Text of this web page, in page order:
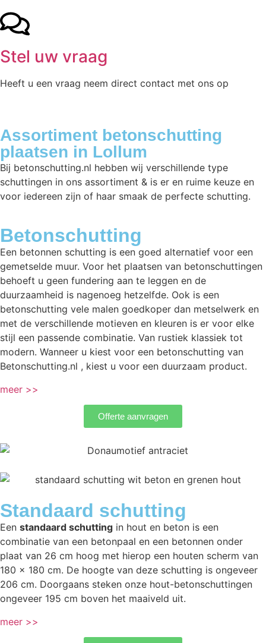
Stel uw vraag
Heeft u een vraag neem direct contact met ons op
Assortiment betonschutting
plaatsen in Lollum
Bij betonschutting.nl hebben wij verschillende type
schuttingen in ons assortiment & is er en ruime keuze en
voor iedereen zijn of haar smaak de perfecte schutting.
Betonschutting
Een betonnen schutting is een goed alternatief voor een
gemetselde muur. Voor het plaatsen van betonschuttingen
behoeft u geen fundering aan te leggen en de
duurzaamheid is nagenoeg hetzelfde. Ook is een
betonschutting vele malen goedkoper dan metselwerk en
met de verschillende motieven en kleuren is er voor elke
stijl een passende combinatie. Van rustiek klassiek tot
modern. Wanneer u kiest voor een betonschutting van
Betonschutting.nl , kiest u voor een duurzaam product.
meer >>
Offerte aanvragen
Standaard schutting
Een standaard schutting in hout en beton is een
combinatie van een betonpaal en een betonnen onder
plaat van 26 cm hoog met hierop een houten scherm van
180 x 180 cm. De hoogte van deze schutting is ongeveer
206 cm. Doorgaans steken onze hout-betonschuttingen
ongeveer 195 cm boven het maaiveld uit.
meer >>